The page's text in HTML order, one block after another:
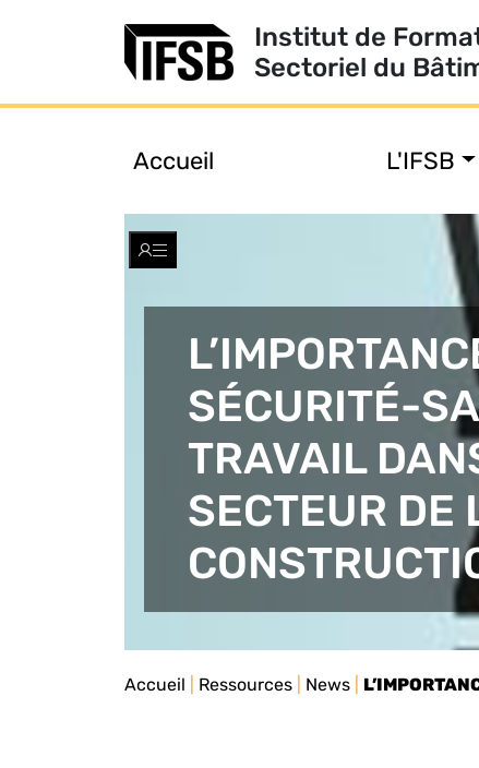
Institut de
Sectoriel du
Accueil L'IFSB
Toggle
SÉCURITÉ-
TRAVAIL
SECTEUR DE
Accueil Ressources News